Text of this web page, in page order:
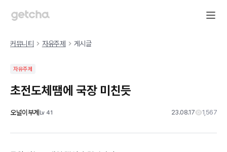
커뮤니티 자유주제 게시글
자유주제
초전도체땜에 국장 미친듯
오널이부계 Lv41 23.08.17 1,567